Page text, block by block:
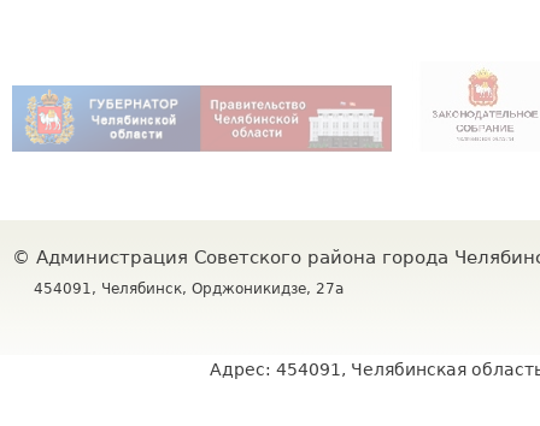
© Администрация Советского района города
454091, Челябинск, Орджоникидзе, 27а
Адрес: 454091, Челябинская